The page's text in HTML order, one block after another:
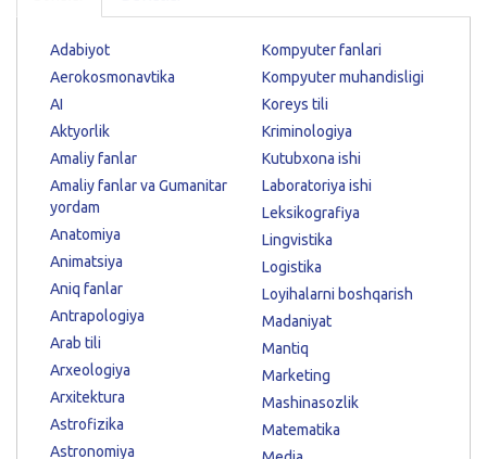
Adabiyot
Aerokosmonavtika
AI
Aktyorlik
Amaliy fanlar
Amaliy fanlar va Gumanitar
yordam
Anatomiya
Animatsiya
Aniq fanlar
Antrapologiya
Arab tili
Arxeologiya
Arxitektura
Astrofizika
Astronomiya
Kompyuter fanlari
Kompyuter muhandisligi
Koreys tili
Kriminologiya
Kutubxona ishi
Laboratoriya ishi
Leksikografiya
Lingvistika
Logistika
Loyihalarni boshqarish
Madaniyat
Mantiq
Marketing
Mashinasozlik
Matematika